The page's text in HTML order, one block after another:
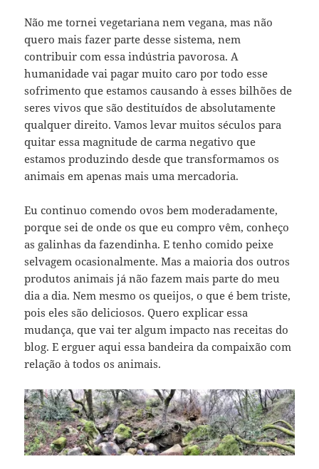
Não me tornei vegetariana nem vegana, mas não
quero mais fazer parte desse sistema, nem
contribuir com essa indústria pavorosa. A
humanidade vai pagar muito caro por todo esse
sofrimento que estamos causando à esses bilhões de
seres vivos que são destituídos de absolutamente
qualquer direito. Vamos levar muitos séculos para
quitar essa magnitude de carma negativo que
estamos produzindo desde que transformamos os
animais em apenas mais uma mercadoria.
Eu continuo comendo ovos bem moderadamente,
porque sei de onde os que eu compro vêm, conheço
as galinhas da fazendinha. E tenho comido peixe
selvagem ocasionalmente. Mas a maioria dos outros
produtos animais já não fazem mais parte do meu
dia a dia. Nem mesmo os queijos, o que é bem triste,
pois eles são deliciosos. Quero explicar essa
mudança, que vai ter algum impacto nas receitas do
blog. E erguer aqui essa bandeira da compaixão com
relação à todos os animais.